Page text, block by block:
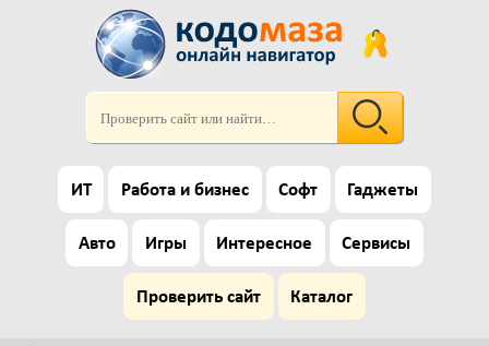
ИТ Работа и бизнес Софт Гаджеты
Авто Игры Интересное Сервисы
Проверить сайт Каталог